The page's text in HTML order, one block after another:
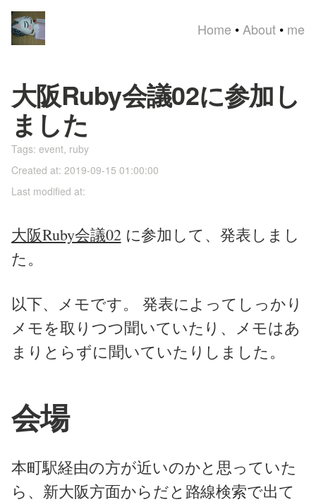
Home • About • me
大阪Ruby会議02に参加し
ました
Tags: event, ruby
Created at: 2019-09-15 01:00:00
Last modified at:
大阪Ruby会議02に参加して、発表しまし
た。
以下、メモです。 発表によってしっかり
メモを取りつつ聞いていたり、メモはあ
まりとらずに聞いていたりしました。
会場
本町駅経由の方が近いのかと思っていた
ら、新大阪方面からだと路線検索で出て